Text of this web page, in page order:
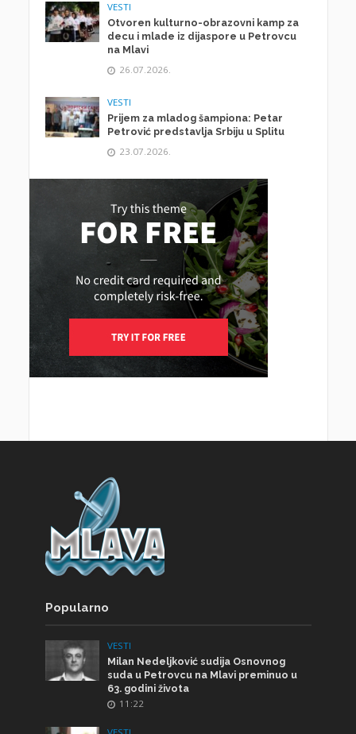
VESTI
Otvoren kulturno-obrazovni kamp za
decu i mlade iz dijaspore u Petrovcu
na Mlavi
26.07.2026.
VESTI
Prijem za mladog šampiona: Petar
Petrović predstavlja Srbiju u Splitu
23.07.2026.
Popularno
VESTI
Milan Nedeljković sudija Osnovnog
suda u Petrovcu na Mlavi preminuo u
63. godini života
11:22